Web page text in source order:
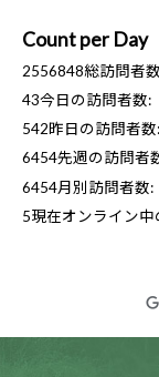
Count per Day
2556848総訪問者
43今日の訪問者数:
542昨日の訪問者数:
6454先週の訪問者
6454月別訪問者数:
5現在オンライン中